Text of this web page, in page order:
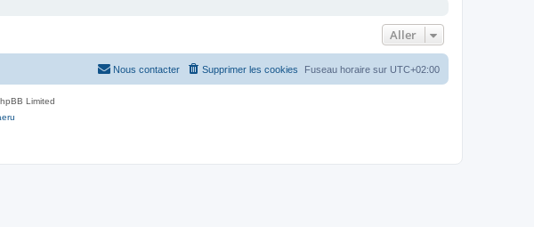
Aller
Fuseau horaire sur UTC+02:00
Supprimer les cookies
Nous contacter
Limited